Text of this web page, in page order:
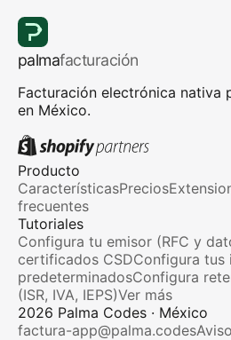
palmafacturación
Facturación electrónica nativa
en México.
Producto
CaracterísticasPrecios
frecuentes
Tutoriales
Configura tu emisor (RFC y
certificados CSDConfigura tus
predeterminadosConfigura
(ISR, IVA, IEPS)Ver más
2026 Palma Codes · México
factura-app@palma.codes